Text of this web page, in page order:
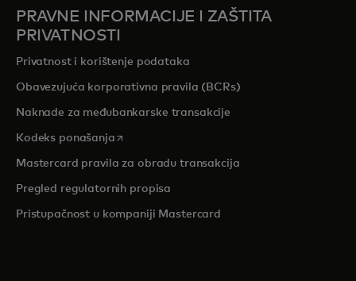
PRAVNE INFORMACIJE I ZAŠTITA
PRIVATNOSTI
Privatnost i korištenje podataka
Obavezujuća korporativna pravila (BCRs)
Naknade za međubankarske transakcije
Kodeks ponašanjaopens in a new tab
Mastercard pravila za obradu transakcija
Pregled regulatornih propisa
Pristupačnost u kompaniji Mastercard